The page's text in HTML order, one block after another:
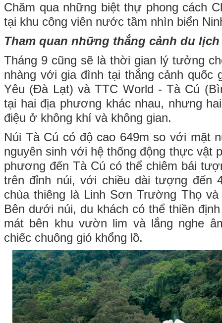
Chăm qua những biệt thự phong cách
tại khu công viên nước tầm nhìn biển
Tham quan những thắng cảnh du
Tháng 9 cũng sẽ là thời gian lý tưởng
nhàng với gia đình tại thắng cảnh quốc
Yêu (Đà Lạt) và TTC World - Tà Cú
tại hai địa phương khác nhau, nhưng
điệu ở không khí và không gian.
Núi Tà Cú có độ cao 649m so với mặt
nguyên sinh với hệ thống động thực vật
phương đến Tà Cú có thể chiêm bái
trên đỉnh núi, với chiều dài tượng đến
chùa thiêng là Linh Sơn Trường Thọ
Bên dưới núi, du khách có thể thiền
mát bên khu vườn lim và lắng nghe
chiếc chuông gió khổng lồ.